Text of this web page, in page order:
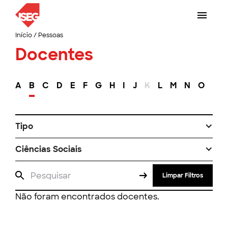
Início/ Pessoas
Docentes
A B C D E F G H I J K L M N O
Tipo
Ciências Sociais
Limpar Filtros
Não foram encontrados docentes.